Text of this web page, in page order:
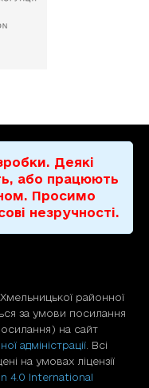
Деякі
або працюють
Просимо
незручності.
районної
за умови посилання
на сайт
адміністрації . Всі
на умовах ліцензії
4.0 International